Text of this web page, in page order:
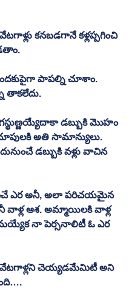
కనబడగానే కళ్లప్పగించి
పాపల్ని చూశాం.
తాకలేదు.
డబ్బుకి మొహం
అతి సామాన్యులు.
డబ్బుకి వళ్లు వాచిన
ఎర అనీ, అలా పరిచయమైన
వాళ్ల ఆశ. అమ్మాయిలకి వాళ్ల
నా పెర్సనాలిటీ ఓ ఎర
వేటగాళ్లని చెయ్యడమేమిటీ అని